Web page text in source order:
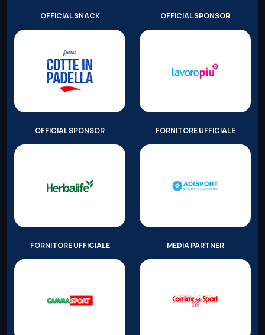
OFFICIAL SNACK OFFICIAL SPONSOR
OFFICIAL SPONSOR FORNITORE UFFICIALE
FORNITORE UFFICIALE MEDIA PARTNER